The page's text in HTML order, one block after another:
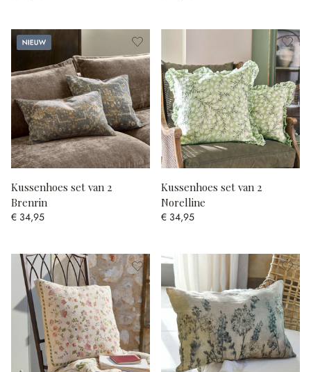
Nieuw
Kussenhoes set van 2
Brenrin
€ 34,95
Kussenhoes set van 2
Norelline
€ 34,95